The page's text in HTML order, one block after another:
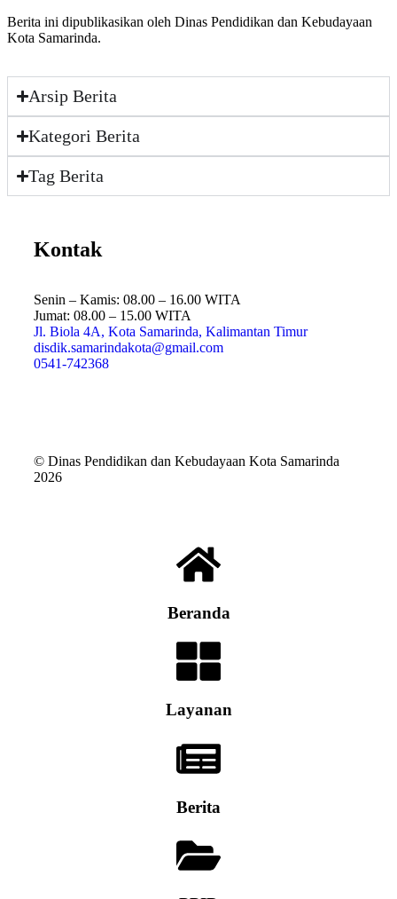
Berita ini dipublikasikan oleh Dinas Pendidikan dan Kebudayaan
Kota Samarinda.
Arsip Berita
Kategori Berita
Tag Berita
Kontak
Senin – Kamis: 08.00 – 16.00 WITA
Jumat: 08.00 – 15.00 WITA
Jl. Biola 4A, Kota Samarinda, Kalimantan Timur
disdik.samarindakota@gmail.com
0541-742368
© Dinas Pendidikan dan Kebudayaan Kota Samarinda
2026
Beranda
Layanan
Berita